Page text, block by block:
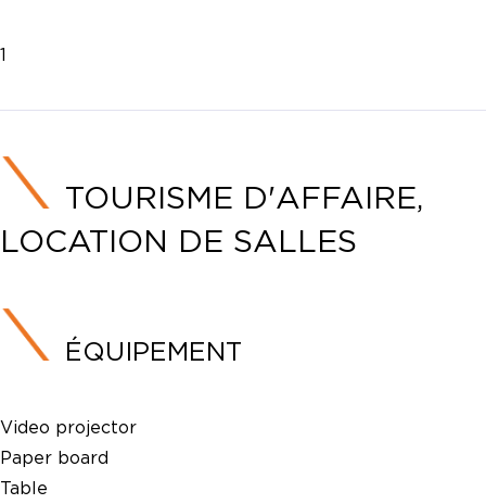
1
TOURISME D'AFFAIRE,
LOCATION DE SALLES
ÉQUIPEMENT
Video projector
Paper board
Table